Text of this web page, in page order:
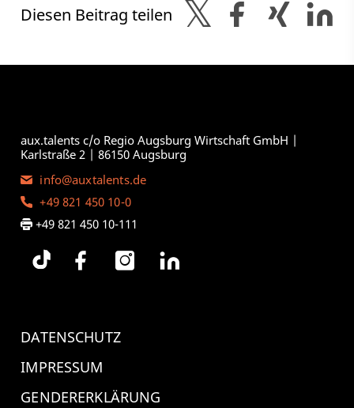
Diesen Beitrag teilen
aux.talents c/o Regio Augsburg Wirtschaft GmbH |
Karlstraße 2 | 86150 Augsburg
info@auxtalents.de
+49 821 450 10-0
+49 821 450 10-111
DATENSCHUTZ
IMPRESSUM
GENDERERKLÄRUNG